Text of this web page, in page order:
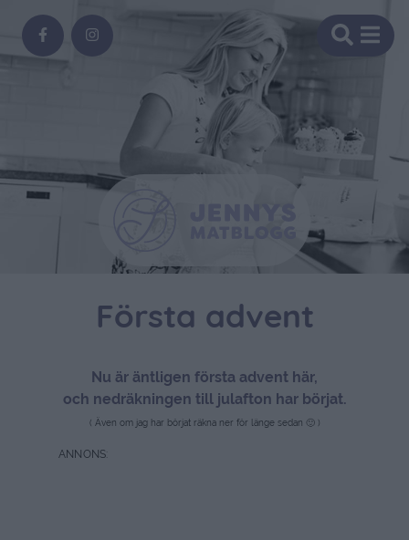
Första advent
Nu är äntligen första advent här,
och nedräkningen till julafton har börjat.
( Även om jag har börjat räkna ner för länge sedan 🙂 )